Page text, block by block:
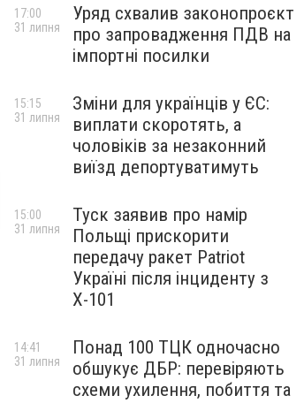
Уряд схвалив законопроєкт
про запровадження ПДВ на
імпортні посилки
17:00
31 липня
Зміни для українців у ЄС:
виплати скоротять, а
чоловіків за незаконний
виїзд депортуватимуть
15:15
31 липня
Туск заявив про намір
Польщі прискорити
передачу ракет Patriot
Україні після інциденту з
Х-101
15:00
31 липня
Понад 100 ТЦК одночасно
обшукує ДБР: перевіряють
схеми ухилення, побиття та
14:41
31 липня